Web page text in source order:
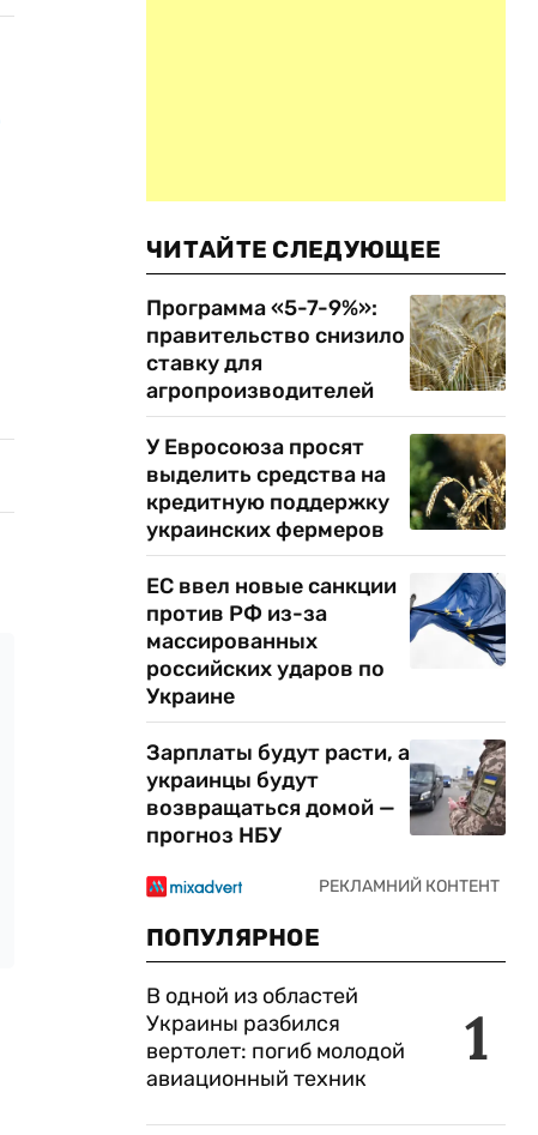
ЧИТАЙТЕ СЛЕДУЮЩЕЕ
Программа «5-7-9%»:
правительство снизило
ставку для
агропроизводителей
У Евросоюза просят
выделить средства на
кредитную поддержку
украинских фермеров
ЕС ввел новые санкции
против РФ из-за
массированных
российских ударов по
Украине
Зарплаты будут расти, а
украинцы будут
возвращаться домой —
прогноз НБУ
ПОПУЛЯРНОЕ
1
В одной из областей
Украины разбился
вертолет: погиб молодой
авиационный техник